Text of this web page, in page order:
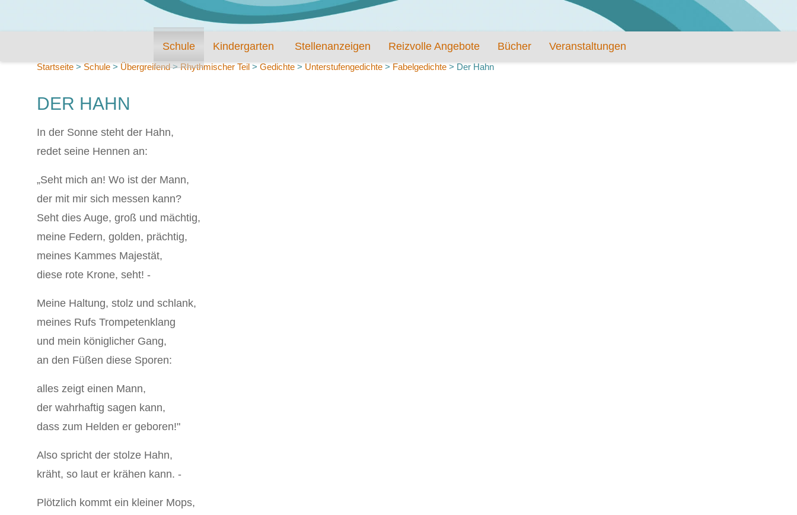
Schule Kindergarten Stellenanzeigen Reizvolle Angebote Bücher Veranstaltungen
Startseite > Schule > Übergreifend>Rhythmischer Teil > Gedichte > Unterstufengedichte > Fabelgedichte > Der Hahn
DER HAHN
In der Sonne steht der Hahn,
redet seine Hennen an:
„Seht mich an! Wo ist der Mann,
der mit mir sich messen kann?
Seht dies Auge, groß und mächtig,
meine Federn, golden, prächtig,
meines Kammes Majestät,
diese rote Krone, seht! -
Meine Haltung, stolz und schlank,
meines Rufs Trompetenklang
und mein königlicher Gang,
an den Füßen diese Sporen:
alles zeigt einen Mann,
der wahrhaftig sagen kann,
dass zum Helden er geboren!"
Also spricht der stolze Hahn,
kräht, so laut er krähen kann. -
Plötzlich kommt ein kleiner Mops,